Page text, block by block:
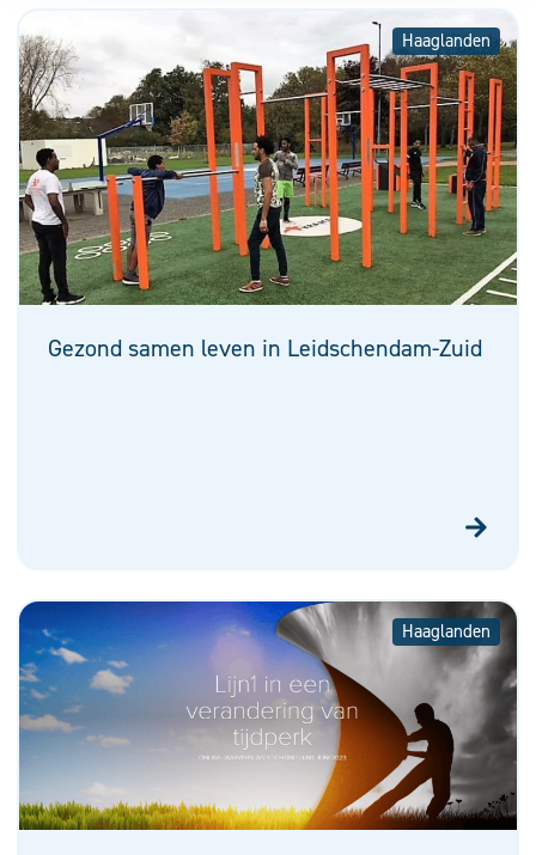
Haaglanden
Gezond samen leven in Leidschendam-Zuid
Haaglanden